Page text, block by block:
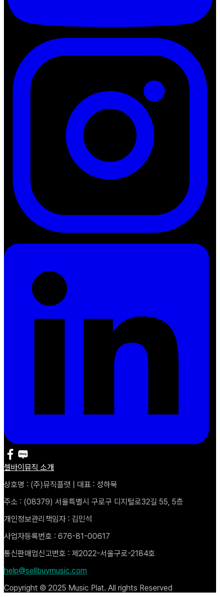
셀바이뮤직 소개
상호명 : (주)뮤직플랫 | 대표 : 성하묵
주소 : (08379) 서울특별시 구로구 디지털로32길 55, 5층
개인정보관리책임자 : 김민석
사업자등록번호 : 676-81-00617
통신판매업신고번호 : 제2022-서울구로-2184호
help@sellbuymusic.com
Copyright © 2025 Music Plat. All rights Reserved